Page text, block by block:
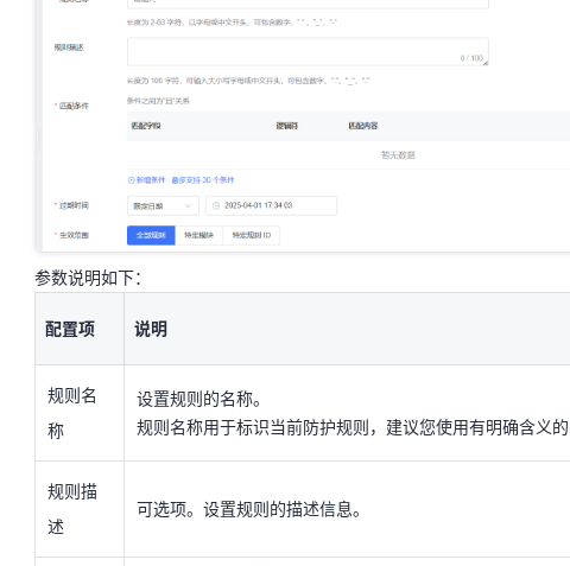
参数说明如下：
说明
规则名
设置规则的名称。
可选项。设置规则的描述信息。
匹配条
件
设置白名单请求需要匹配的条件（即特征）。单击“新增条
多个条件时，多个条件必须同时满足才算命中。
参数说明如下：
配置项 说明
规则名
称
设置规则的名称。
规则名称用于标识当前防护规则，建议您使用有明确含义的
规则描
述
可选项。设置规则的描述信息。